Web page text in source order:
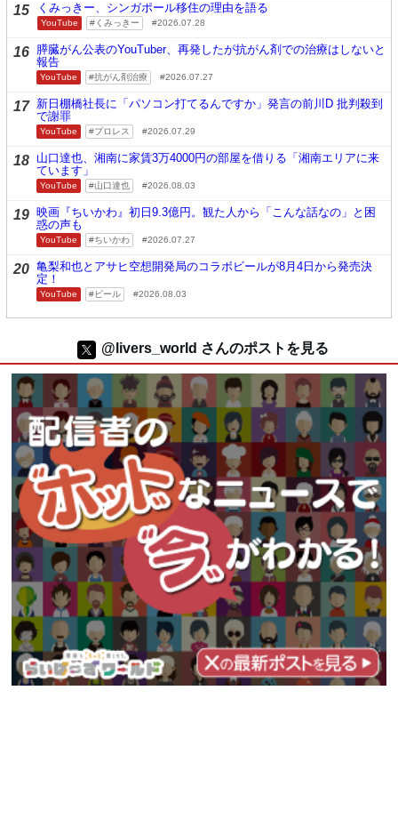
15 くみっきー、シンガポール移住の理由を語る
YouTube くみっきー 2026.07.28
16 膵臓がん公表のYouTuber、再発したが抗がん剤での治療はしないと
報告
YouTube 抗がん剤治療 2026.07.27
17 新日棚橋社長に「パソコン打てるんですか」発言の前川D 批判殺到
で謝罪
YouTube プロレス 2026.07.29
18 山口達也、湘南に家賃3万4000円の部屋を借りる「湘南エリアに来
ています」
YouTube 山口達也 2026.08.03
19 映画『ちいかわ』初日9.3億円。観た人から「こんな話なの」と困
惑の声も
YouTube ちいかわ 2026.07.27
20 亀梨和也とアサヒ空想開発局のコラボビールが8月4日から発売決
定！
YouTube ビール 2026.08.03
@livers_world さんのポストを見る